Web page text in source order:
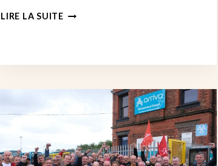
LIRE LA SUITERAGE
HUSTINGS